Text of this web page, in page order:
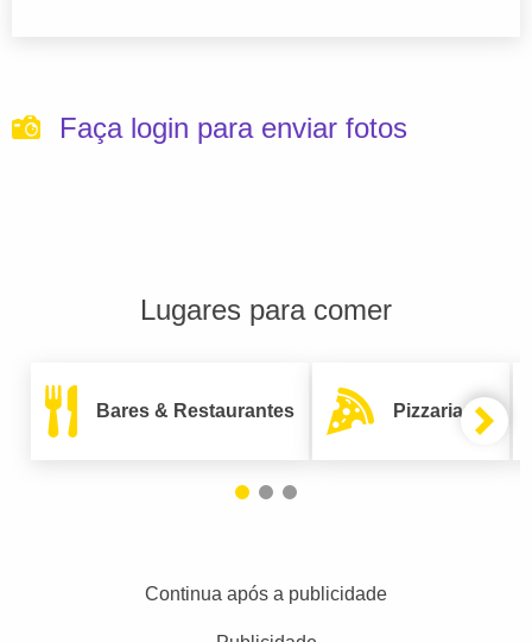
Faça login para enviar fotos
Lugares para comer
Bares & Restaurantes Pizzarias
Continua após a publicidade